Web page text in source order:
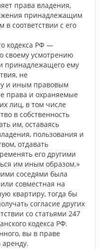
права владения,
принадлежащим
соответствии с его
кодекса РФ —
своему усмотрению
принадлежащего ему
не
и иным правовым
права и охраняемые
лиц, в том числе
в собственность
им, оставаясь
пользования и
отдавать
его другими
им иным образом.»
соседями была
совместная на
квартиру, тогда бы
согласие других
со статьями 247
кодекса РФ.
вы в праве
аренду.